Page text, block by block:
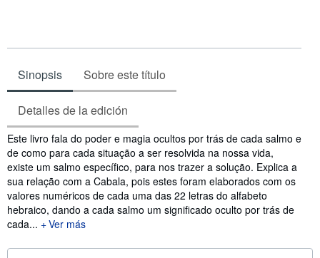
Sinopsis Sobre este título
Detalles de la edición
Sinopsis
Este livro fala do poder e magia ocultos por trás de cada salmo e
de como para cada situação a ser resolvida na nossa vida,
existe um salmo específico, para nos trazer a solução. Explica a
sua relação com a Cabala, pois estes foram elaborados com os
valores numéricos de cada uma das 22 letras do alfabeto
hebraico, dando a cada salmo um significado oculto por trás de
cada...
Ver más